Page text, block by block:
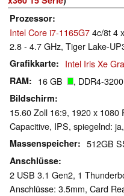
Prozessor
Intel Core i7-1165G74c/8t 4 x
2.8 - 4.7 GHz, Tiger Lake-
Grafikkarte Intel Iris Xe
RAM 16 GB , DDR4-3200
Bildschirm
15.60 Zoll 16:9, 1920 x 1080
Capacitive, IPS, spiegelnd:
Massenspeicher 512GB
Anschlüsse
2 USB 3.1 Gen2, 1
Anschlüsse: 3.5mm, Card